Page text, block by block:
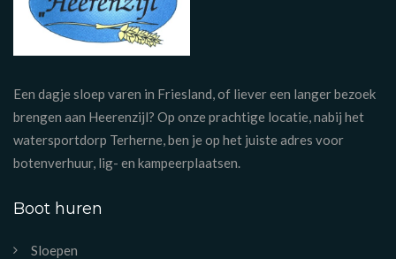
Een dagje sloep varen in Friesland, of liever een langer bezoek
brengen aan Heerenzijl? Op onze prachtige locatie, nabij het
watersportdorp Terherne, ben je op het juiste adres voor
botenverhuur, lig- en kampeerplaatsen.
Boot huren
Sloepen